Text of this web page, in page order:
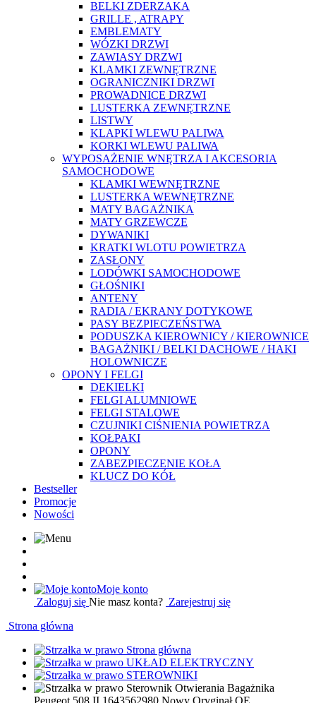
BELKI ZDERZAKA
GRILLE , ATRAPY
EMBLEMATY
WÓZKI DRZWI
ZAWIASY DRZWI
KLAMKI ZEWNĘTRZNE
OGRANICZNIKI DRZWI
PROWADNICE DRZWI
LUSTERKA ZEWNĘTRZNE
LISTWY
KLAPKI WLEWU PALIWA
KORKI WLEWU PALIWA
WYPOSAŻENIE WNĘTRZA I AKCESORIA
SAMOCHODOWE
KLAMKI WEWNĘTRZNE
LUSTERKA WEWNĘTRZNE
MATY BAGAŻNIKA
MATY GRZEWCZE
DYWANIKI
KRATKI WLOTU POWIETRZA
ZASŁONY
LODÓWKI SAMOCHODOWE
GŁOŚNIKI
ANTENY
RADIA / EKRANY DOTYKOWE
PASY BEZPIECZEŃSTWA
PODUSZKA KIEROWNICY / KIEROWNICE
BAGAŻNIKI / BELKI DACHOWE / HAKI
HOLOWNICZE
OPONY I FELGI
DEKIELKI
FELGI ALUMNIOWE
FELGI STALOWE
CZUJNIKI CIŚNIENIA POWIETRZA
KOŁPAKI
OPONY
ZABEZPIECZENIE KOŁA
KLUCZ DO KÓŁ
Bestseller
Promocje
Nowości
Moje konto
Zaloguj się Nie masz konta? Zarejestruj się
Strona główna
Strona główna
UKŁAD ELEKTRYCZNY
STEROWNIKI
Sterownik Otwierania Bagażnika
Peugeot 508 II 1643562980 Nowy Oryginał OE